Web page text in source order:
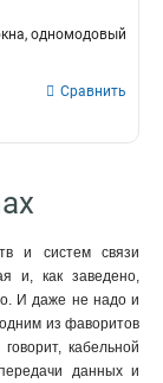
одномодовый
Сравнить
и систем связи
и, как заведено,
И даже не надо и
из фаворитов
кабельной
данных и